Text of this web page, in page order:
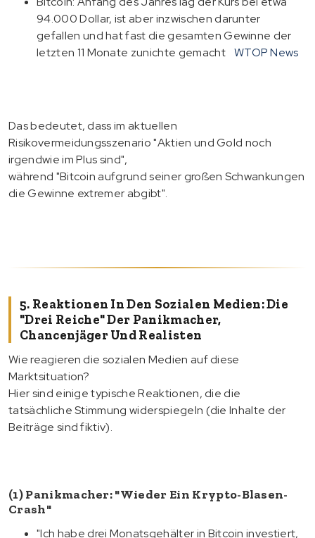
94.000 Dollar, ist aber inzwischen darunter
gefallen und hat fast die gesamten Gewinne der
letzten 11 Monate zunichte gemacht WTOP News
Das bedeutet, dass im aktuellen
Risikovermeidungsszenario "Aktien und Gold noch
irgendwie im Plus sind",
während "Bitcoin aufgrund seiner großen Schwankungen
die Gewinne extremer abgibt".
5. Reaktionen In Den Sozialen Medien: Die
"Drei Reiche" Der Panikmacher,
Chancenjäger Und Realisten
Wie reagieren die sozialen Medien auf diese
Marktsituation?
Hier sind einige typische Reaktionen, die die
tatsächliche Stimmung widerspiegeln (die Inhalte der
Beiträge sind fiktiv).
(1) Panikmacher: "Wieder Ein Krypto-Blasen-
Crash"
"Ich habe drei Monatsgehälter in Bitcoin investiert,